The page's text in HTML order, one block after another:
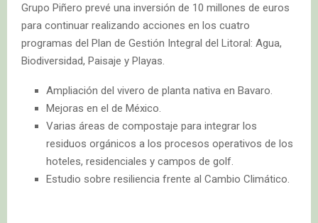
Grupo Piñero prevé una inversión de 10 millones de euros
para continuar realizando acciones en los cuatro
programas del Plan de Gestión Integral del Litoral: Agua,
Biodiversidad, Paisaje y Playas.
Ampliación del vivero de planta nativa en Bavaro.
Mejoras en el de México.
Varias áreas de compostaje para integrar los
residuos orgánicos a los procesos operativos de los
hoteles, residenciales y campos de golf.
Estudio sobre resiliencia frente al Cambio Climático.